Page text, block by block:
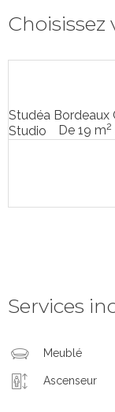
Studéa Bordeaux
Studio
De 19 m2
Services
Meublé
Ascenseur